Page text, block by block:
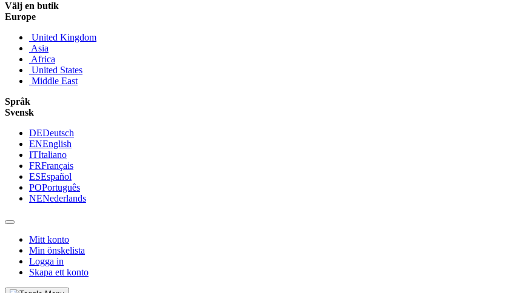
Välj en butik
Europe
United Kingdom
Asia
Africa
United States
Middle East
Språk
Svensk
DEDeutsch
ENEnglish
ITItaliano
FRFrançais
ESEspañol
POPortuguês
NENederlands
Mitt konto
Min önskelista
Logga in
Skapa ett konto